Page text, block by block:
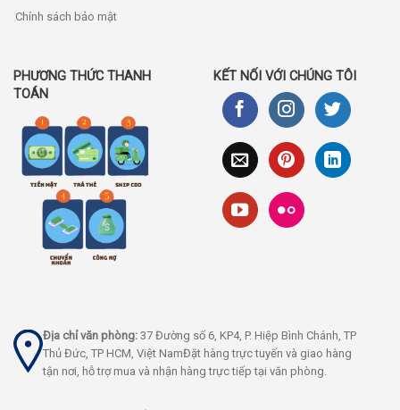
Chính sách bảo mật
PHƯƠNG THỨC THANH
TOÁN
KẾT NỐI VỚI CHÚNG TÔI
Địa chỉ văn phòng: 37 Đường số 6, KP4, P. Hiệp Bình Chánh, TP
Thủ Đức, TP HCM, Việt NamĐặt hàng trực tuyến và giao hàng
tận nơi, hỗ trợ mua và nhận hàng trực tiếp tại văn phòng.